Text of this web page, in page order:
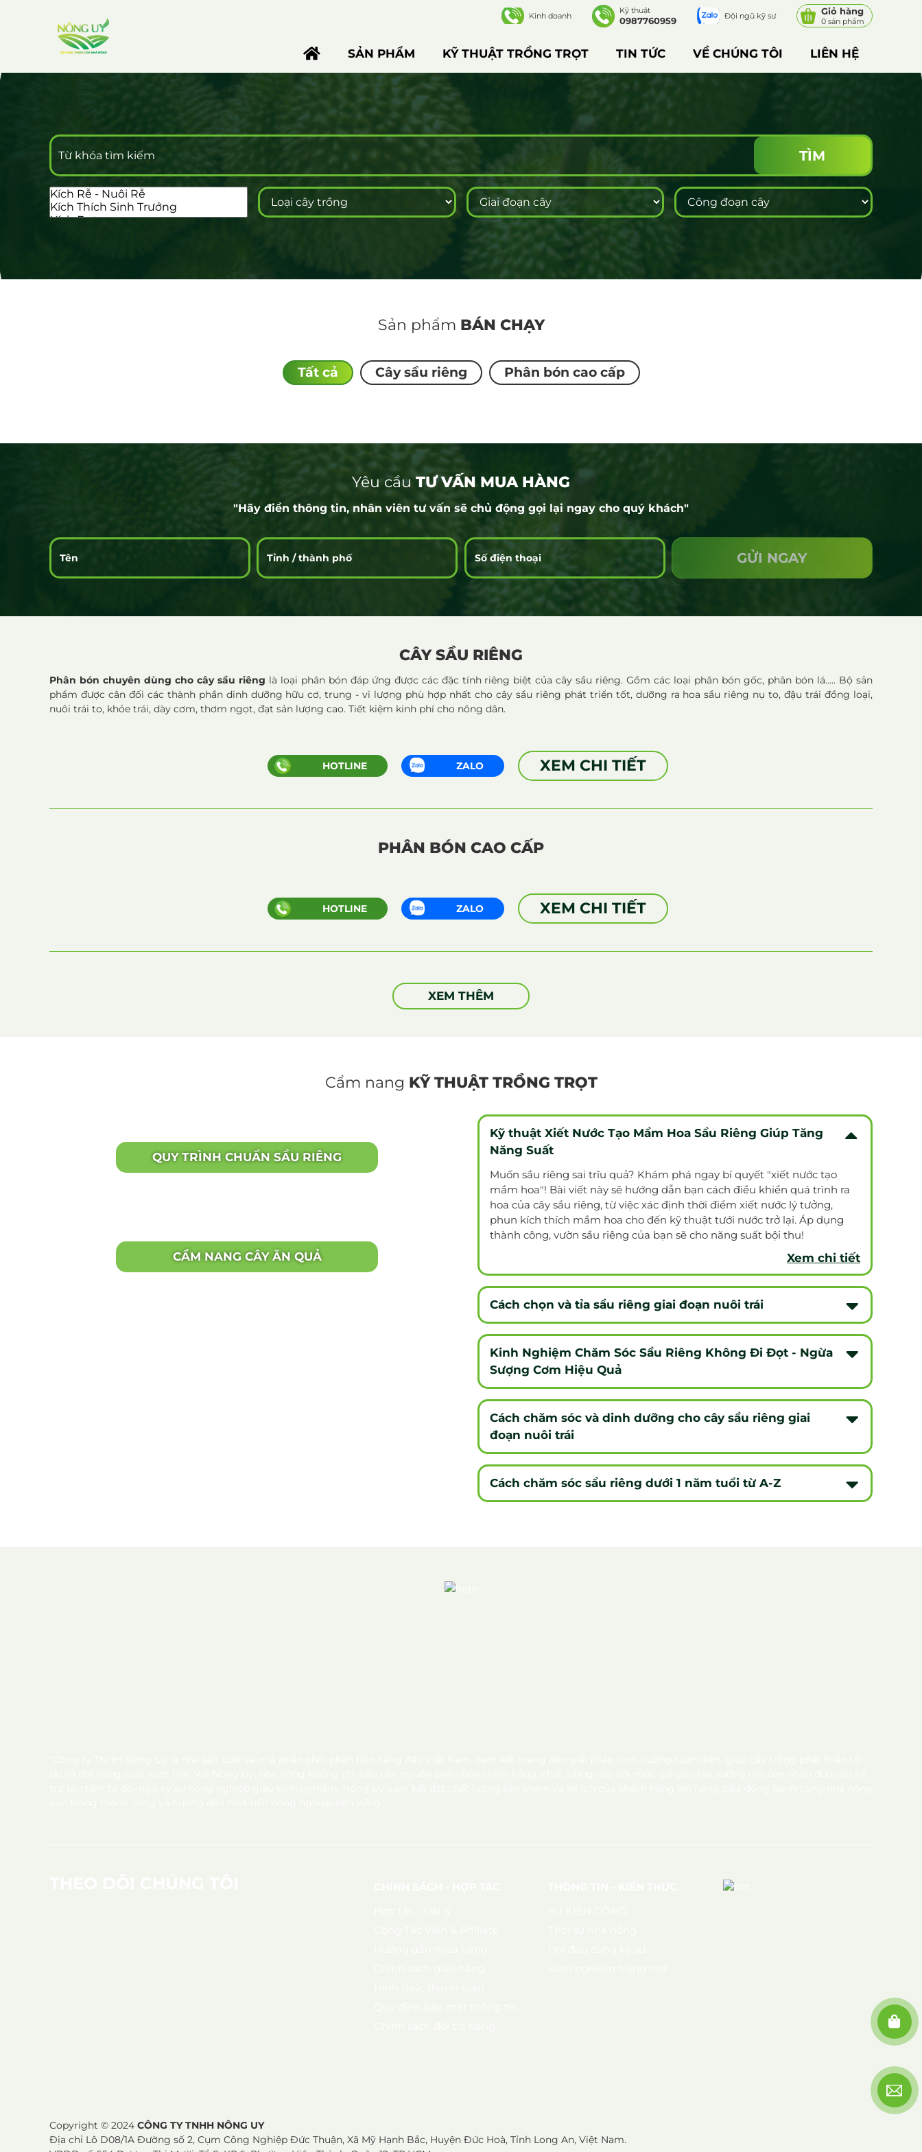
Kinh doanh
Kỹ thuật
0987760959 Đội ngũ kỹ sư Giỏ hàng
0 sản phẩm
SẢN PHẨM KỸ THUẬT TRỒNG TRỌT TIN TỨC VỀ CHÚNG TÔI LIÊN HỆ
Sản phẩm BÁN CHẠY
Tất cả Cây sầu riêng Phân bón cao cấp
Yêu cầuTƯ VẤN MUA HÀNG
"Hãy điền thông tin, nhân viên tư vấn sẽ chủ động gọi lại ngay cho quý khách"
CÂY SẦU RIÊNG
Phân bón chuyên dùng cho cây sầu riêng là loại phân bón đáp ứng được các đặc tính riêng biệt của cây sầu riêng. Gồm các loại phân bón gốc, phân bón lá..... Bộ sản
phẩm được cân đối các thành phần dinh dưỡng hữu cơ, trung - vi lượng phù hợp nhất cho cây sầu riêng phát triển tốt, dưỡng ra hoa sầu riêng nụ to, đậu trái đồng loại,
nuôi trái to, khỏe trái, dày cơm, thơm ngọt, đạt sản lượng cao. Tiết kiệm kinh phí cho nông dân.
HOTLINE ZALO XEM CHI TIẾT
PHÂN BÓN CAO CẤP
HOTLINE ZALO XEM CHI TIẾT
XEM THÊM
Cẩm nang KỸ THUẬT TRỒNG TRỌT
QUY TRÌNH CHUẨN SẦU RIÊNG
CẨM NANG CÂY ĂN QUẢ
Kỹ thuật Xiết Nước Tạo Mầm Hoa Sầu Riêng Giúp Tăng
Năng Suất
Muốn sầu riêng sai trĩu quả? Khám phá ngay bí quyết "xiết nước tạo
mầm hoa"! Bài viết này sẽ hướng dẫn bạn cách điều khiển quá trình ra
hoa của cây sầu riêng, từ việc xác định thời điểm xiết nước lý tưởng,
phun kích thích mầm hoa cho đến kỹ thuật tưới nước trở lại. Áp dụng
thành công, vườn sầu riêng của bạn sẽ cho năng suất bội thu!
Xem chi tiết
Cách chọn và tỉa sầu riêng giai đoạn nuôi trái
Kinh Nghiệm Chăm Sóc Sầu Riêng Không Đi Đọt - Ngừa
Sượng Cơm Hiệu Quả
Cách chăm sóc và dinh dưỡng cho cây sầu riêng giai
đoạn nuôi trái
Cách chăm sóc sầu riêng dưới 1 năm tuổi từ A-Z
Copyright © 2024 CÔNG TY TNHH NÔNG UY
Địa chỉ Lô D08/1A Đường số 2, Cụm Công Nghiệp Đức Thuận, Xã Mỹ Hạnh Bắc, Huyện Đức Hoà, Tỉnh Long An, Việt Nam.